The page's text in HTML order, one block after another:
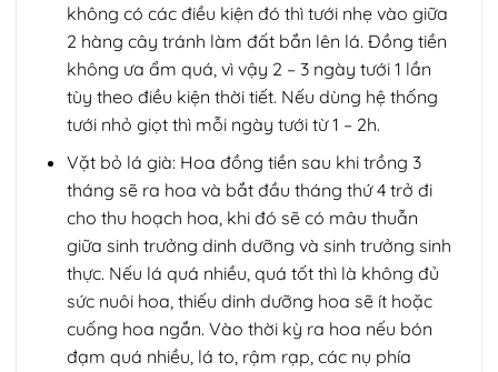
không có các điều kiện đó thì tưới nhẹ vào giữa
2 hàng cây tránh làm đất bắn lên lá. Đồng tiền
không ưa ẩm quá, vì vậy 2 – 3 ngày tưới 1 lần
tùy theo điều kiện thời tiết. Nếu dùng hệ thống
tưới nhỏ giọt thì mỗi ngày tưới từ 1 – 2h.
Vặt bỏ lá già: Hoa đồng tiền sau khi trồng 3
tháng sẽ ra hoa và bắt đầu tháng thứ 4 trở đi
cho thu hoạch hoa, khi đó sẽ có mâu thuẫn
giữa sinh trưởng dinh dưỡng và sinh trưởng sinh
thực. Nếu lá quá nhiều, quá tốt thì là không đủ
sức nuôi hoa, thiếu dinh dưỡng hoa sẽ ít hoặc
cuống hoa ngắn. Vào thời kỳ ra hoa nếu bón
đạm quá nhiều, lá to, rậm rạp, các nụ phía